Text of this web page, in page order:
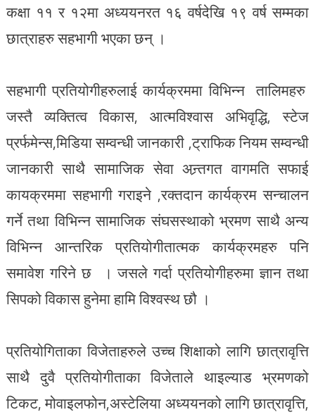
कक्षा ११ र १२मा अध्ययनरत १६ वर्षदेखि १९ वर्ष सम्मका
छात्राहरु सहभागी भएका छन् ।
सहभागी प्रतियोगीहरुलाई कार्यक्रममा विभिन्न तालिमहरु
जस्तै व्यक्तित्व विकास, आत्मविश्वास अभिवृद्धि, स्टेज
प्रर्फमेन्स,मिडिया सम्वन्धी जानकारी ,ट्राफिक नियम सम्वन्धी
जानकारी साथै सामाजिक सेवा अन्र्तगत वागमति सफाई
कायक्रममा सहभागी गराइने ,रक्तदान कार्यक्रम सन्चालन
गर्ने तथा विभिन्न सामाजिक संघसस्थाको भ्रमण साथै अन्य
विभिन्न आन्तरिक प्रतियोगीतात्मक कार्यक्रमहरु पनि
समावेश गरिने छ । जसले गर्दा प्रतियोगीहरुमा ज्ञान तथा
सिपको विकास हुनेमा हामि विश्वस्थ छौ ।
प्रतियोगिताका विजेताहरुले उच्च शिक्षाको लागि छात्रावृत्ति
साथै दुवै प्रतियोगीताका विजेताले थाइल्याड भ्रमणको
टिकट, मोवाइलफोन,अस्टेलिया अध्ययनको लागि छात्रावृत्ति,